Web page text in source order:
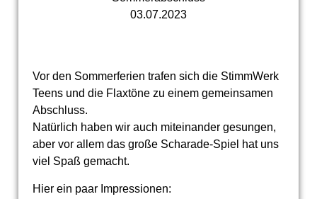
03.07.2023
Vor den Sommerferien trafen sich die StimmWerk
Teens und die Flaxtöne zu einem gemeinsamen
Abschluss.
Natürlich haben wir auch miteinander gesungen,
aber vor allem das große Scharade-Spiel hat uns
viel Spaß gemacht.
Hier ein paar Impressionen: